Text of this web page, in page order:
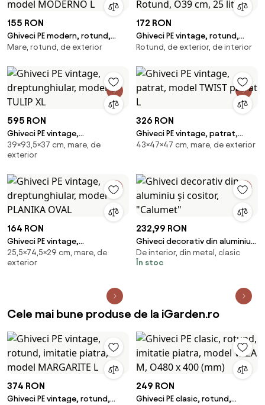
155 RON
Ghiveci PE modern, rotund,
imitatie ceramica, model
Mare, rotund, de exterior
172 RON
Ghiveci PE vintage, rotund,
model TWIST Rotund, O39 cm,
Rotund, de exterior, de interior
595 RON
Ghiveci PE vintage,
dreptunghiular, model TULIP XL
39×93,5×37 cm, mare, de
exterior
326 RON
Ghiveci PE vintage, patrat,
model TWIST patrat L
43×47×47 cm, mare, de exterior
164 RON
Ghiveci PE vintage,
dreptunghiular, model PLANIKA
OVAL
25,5×74,5×29 cm, mare, de
exterior
232,99 RON
Ghiveci decorativ din aluminiu
și cositor, "Calumet"
De interior, din metal, clasic
În stoc
Cele mai bune produse de la iGarden.ro
374 RON
Ghiveci PE vintage, rotund,
249 RON
Ghiveci PE clasic, rotund,